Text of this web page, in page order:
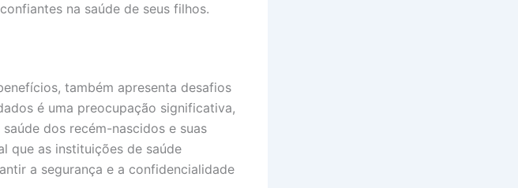
na saúde de seus filhos.
também apresenta desafios
é uma preocupação significativa,
dos recém-nascidos e suas
que as instituições de saúde
a segurança e a confidencialidade